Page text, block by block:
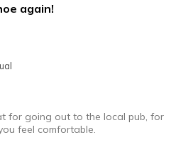
true to width
again!
for going out to the local pub, for
feel comfortable.